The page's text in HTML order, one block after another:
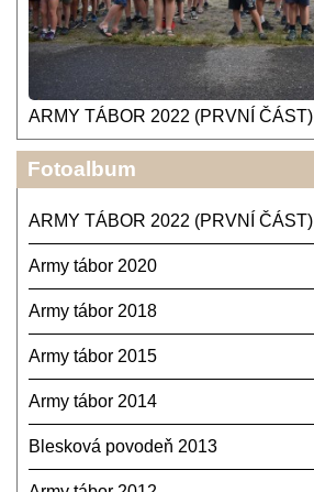
ARMY TÁBOR 2022 (PRVNÍ ČÁST)
Fotoalbum
ARMY TÁBOR 2022 (PRVNÍ ČÁST)
Army tábor 2020
Army tábor 2018
Army tábor 2015
Army tábor 2014
Blesková povodeň 2013